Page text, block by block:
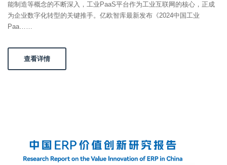
能制造等概念的不断深入，工业PaaS平台作为工业互联网的核心，正成
为企业数字化转型的关键推手。亿欧智库最新发布《2024中国工业
Paa……
查看详情